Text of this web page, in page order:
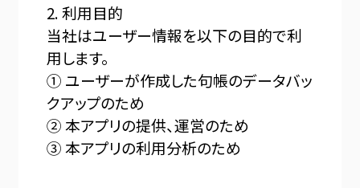
2. 利用目的
当社はユーザー情報を以下の目的で利
用します。
① ユーザーが作成した句帳のデータバッ
クアップのため
② 本アプリの提供、運営のため
③ 本アプリの利用分析のため